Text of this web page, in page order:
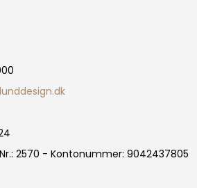
2570 - Kontonummer: 9042437805